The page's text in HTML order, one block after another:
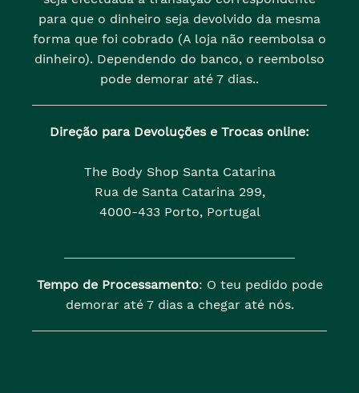
para que o dinheiro seja devolvido da mesma
forma que foi cobrado (A loja não reembolsa o
dinheiro). Dependendo do banco, o reembolso
pode demorar até 7 dias..
Direção para Devoluções e Trocas online:
The Body Shop Santa Catarina
Rua de Santa Catarina 299,
4000-433 Porto, Portugal
Tempo de Processamento: O teu pedido pode
demorar até 7 dias a chegar até nós.